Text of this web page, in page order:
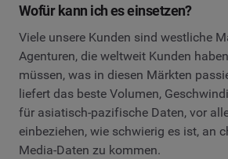
Wofür kann ich es einsetzen?
Viele unsere Kunden sind westliche
Agenturen, die weltweit Kunden
müssen, was in diesen Märkten
liefert das beste Volumen,
für asiatisch-pazifische Daten, vor
einbeziehen, wie schwierig es ist, an
Media-Daten zu kommen.